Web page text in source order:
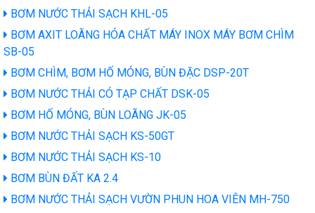
BƠM NƯỚC THẢI SẠCH KHL-05
BƠM AXIT LOÃNG HÓA CHẤT MÁY INOX MÁY BƠM CHÌM
SB-05
BƠM CHÌM, BƠM HỐ MÓNG, BÙN ĐẶC DSP-20T
BƠM NƯỚC THẢI CÓ TẠP CHẤT DSK-05
BƠM HỐ MÓNG, BÙN LOÃNG JK-05
BƠM NƯỚC THẢI SẠCH KS-50GT
BƠM NƯỚC THẢI SẠCH KS-10
BƠM BÙN ĐẤT KA 2.4
BƠM NƯỚC THẢI SẠCH VƯỜN PHUN HOA VIÊN MH-750